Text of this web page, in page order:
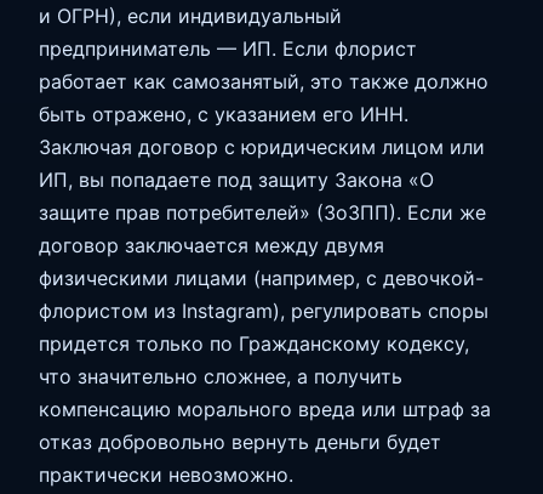
и ОГРН), если индивидуальный
предприниматель — ИП. Если флорист
работает как самозанятый, это также должно
быть отражено, с указанием его ИНН.
Заключая договор с юридическим лицом или
ИП, вы попадаете под защиту Закона «О
защите прав потребителей» (ЗоЗПП). Если же
договор заключается между двумя
физическими лицами (например, с девочкой-
флористом из Instagram), регулировать споры
придется только по Гражданскому кодексу,
что значительно сложнее, а получить
компенсацию морального вреда или штраф за
отказ добровольно вернуть деньги будет
практически невозможно.